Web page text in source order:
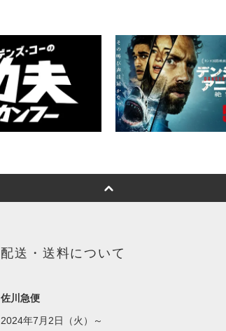
配送・送料について
佐川急便
2024年7月2日（火）～